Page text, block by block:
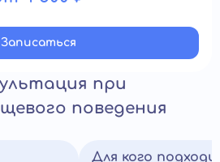
Записатьcя
при
поведения
Для кого